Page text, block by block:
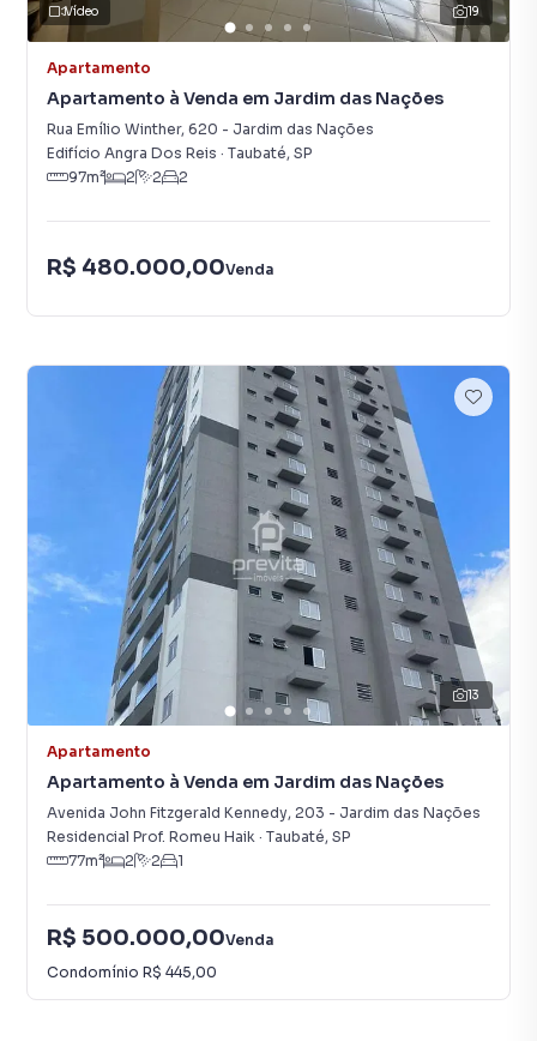
19
Vídeo
Apartamento
Apartamento à Venda em Jardim das Nações
Rua Emílio Winther, 620 - Jardim das Nações
Edifício Angra Dos Reis · Taubaté, SP
97m² 2 2 2
R$ 480.000,00Venda
13
Apartamento
Apartamento à Venda em Jardim das Nações
Avenida John Fitzgerald Kennedy, 203 - Jardim das Nações
Residencial Prof. Romeu Haik · Taubaté, SP
77m² 2 2 1
R$ 500.000,00Venda
Condomínio R$ 445,00